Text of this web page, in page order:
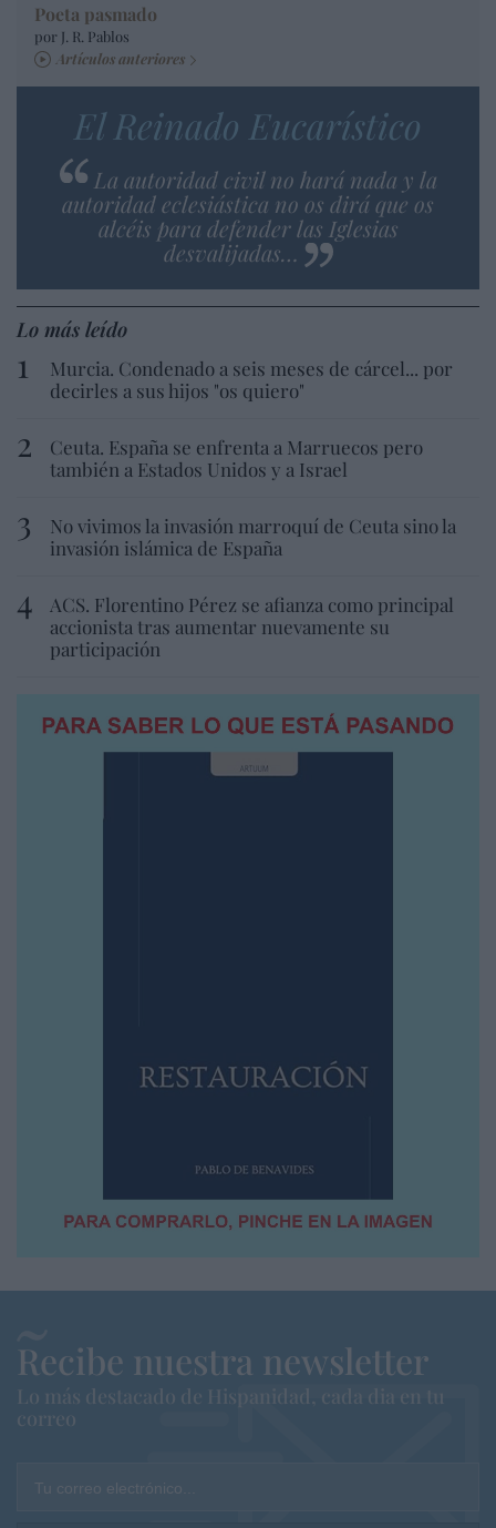
Poeta pasmado
por J. R. Pablos
Artículos anteriores
El Reinado Eucarístico
La autoridad civil no hará nada y la
autoridad eclesiástica no os dirá que os
alcéis para defender las Iglesias
desvalijadas…
Lo más leído
Murcia. Condenado a seis meses de cárcel... por
decirles a sus hijos "os quiero"
Ceuta. España se enfrenta a Marruecos pero
también a Estados Unidos y a Israel
No vivimos la invasión marroquí de Ceuta sino la
invasión islámica de España
ACS. Florentino Pérez se afianza como principal
accionista tras aumentar nuevamente su
participación
Recibe nuestra newsletter
Lo más destacado de Hispanidad, cada dia en tu
correo
Tu correo electrónico...